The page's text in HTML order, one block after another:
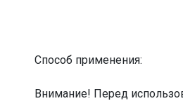
Способ применения:
Внимание! Перед